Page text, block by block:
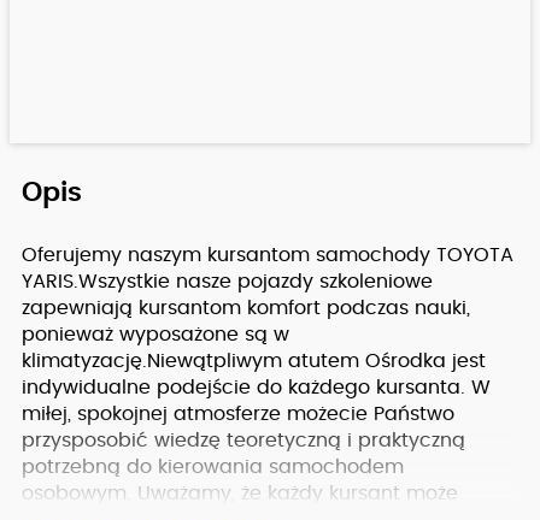
Opis
Oferujemy naszym kursantom samochody TOYOTA
YARIS.Wszystkie nasze pojazdy szkoleniowe
zapewniają kursantom komfort podczas nauki,
ponieważ wyposażone są w
klimatyzację.Niewątpliwym atutem Ośrodka jest
indywidualne podejście do każdego kursanta. W
miłej, spokojnej atmosferze możecie Państwo
przysposobić wiedzę teoretyczną i praktyczną
potrzebną do kierowania samochodem
osobowym. Uważamy, że każdy kursant może